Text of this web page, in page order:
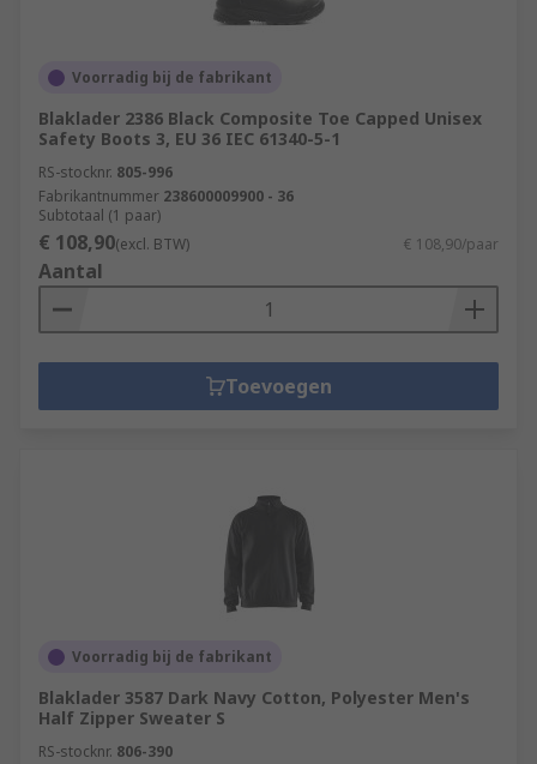
Voorradig bij de fabrikant
Blaklader 2386 Black Composite Toe Capped Unisex
Safety Boots 3, EU 36 IEC 61340-5-1
RS-stocknr. 805-996
Fabrikantnummer 238600009900 - 36
Subtotaal (1 paar)
€ 108,90(excl. BTW) € 108,90/paar
Aantal
Toevoegen
Voorradig bij de fabrikant
Blaklader 3587 Dark Navy Cotton, Polyester Men's
Half Zipper Sweater S
RS-stocknr. 806-390